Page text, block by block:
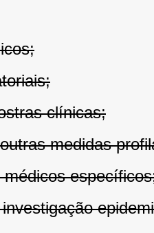
clínicas;
medidas